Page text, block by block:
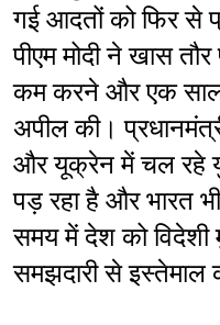
गई आदतों को फिर से
पीएम मोदी ने खास
कम करने और एक
अपील की।
और यूक्रेन में चल रहे
पड़ रहा है और भारत
समय में देश को विदेशी
समझदारी से